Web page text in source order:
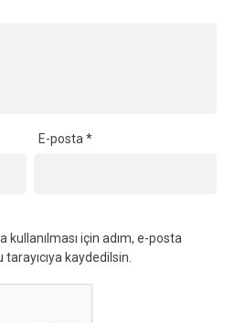
E-posta*
kullanılması için adım, e-posta
kaydedilsin.